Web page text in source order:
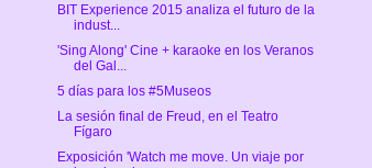
BIT Experience 2015 analiza el futuro de la
indust...
'Sing Along' Cine + karaoke en los Veranos
del Gal...
5 días para los #5Museos
La sesión final de Freud, en el Teatro
Fígaro
Exposición 'Watch me move. Un viaje por